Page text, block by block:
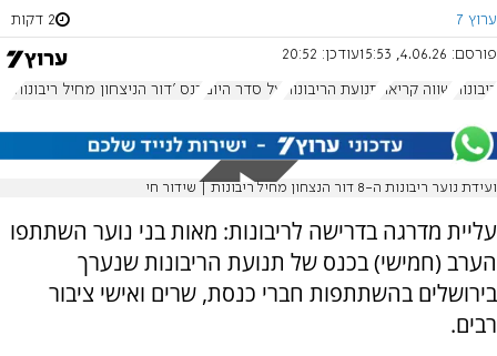
ערוץ 7 2 דקות
פורסם: 4.06.26, 15:53 עודכן: 20:52
ריבונות שווה קריאה תנועת הריבונות על סדר היום כנס 'דור הניצחון מחיל ריבונות'
ועידת נוער ריבונות ה-8 דור הנצחון מחיל ריבונות | שידור חי
עליית מדרגה בדרישה לריבונות: מאות בני נוער השתתפו
הערב (חמישי) בכנס של תנועת הריבונות שנערך
בירושלים בהשתתפות חברי כנסת, שרים ואישי ציבור
רבים.